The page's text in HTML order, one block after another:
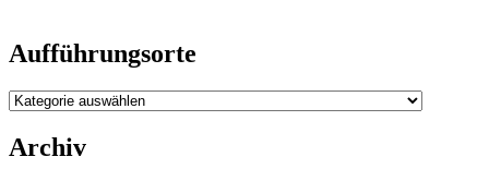
Aufführungsorte
Aufführungsorte
Archiv